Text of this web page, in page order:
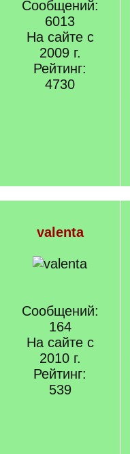
Сообщений:
6013
На сайте с
2009 г.
Рейтинг:
4730
valenta
Сообщений:
164
На сайте с
2010 г.
Рейтинг:
539